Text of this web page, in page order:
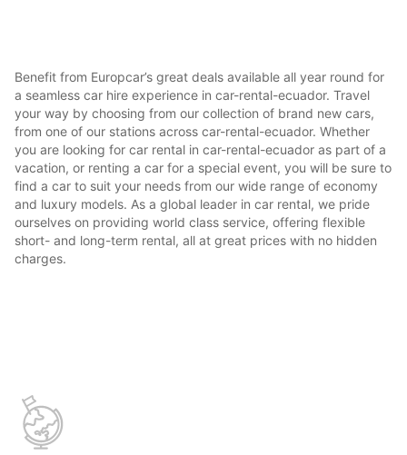
Benefit from Europcar’s great deals available all year round for
a seamless car hire experience in car-rental-ecuador. Travel
your way by choosing from our collection of brand new cars,
from one of our stations across car-rental-ecuador. Whether
you are looking for car rental in car-rental-ecuador as part of a
vacation, or renting a car for a special event, you will be sure to
find a car to suit your needs from our wide range of economy
and luxury models. As a global leader in car rental, we pride
ourselves on providing world class service, offering flexible
short- and long-term rental, all at great prices with no hidden
charges.